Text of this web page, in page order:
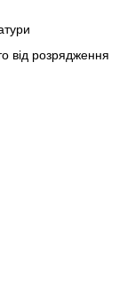
від розрядження